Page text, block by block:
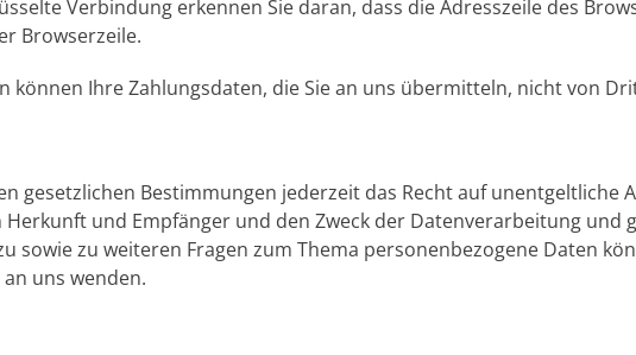
Verbindung erkennen Sie daran, dass die Adresszeile des
Browserzeile.
können Ihre Zahlungsdaten, die Sie an uns übermitteln, nicht von
gesetzlichen Bestimmungen jederzeit das Recht auf unentgeltliche
und Empfänger und den Zweck der Datenverarbeitung und
sowie zu weiteren Fragen zum Thema personenbezogene Daten
uns wenden.